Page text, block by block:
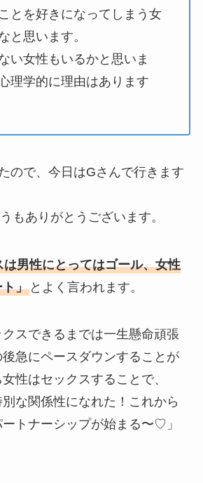
とを好きになってしまう女
と思います。
い女性もいるかと思いま
理学的に理由はあります
ので、今日はGさんで行きます
もありがとうございます。
は男性にとってはゴール、女性
ト」とよく言われます。
スできるまでは一生懸命頑張
急にペースダウンすることが
性はセックスすることで、
別な関係性になれた！これから
トナーシップが始まる〜♡」